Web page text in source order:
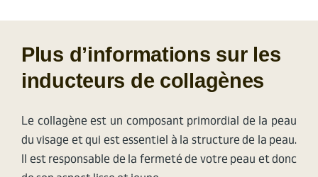
Plus d’informations sur les
inducteurs de collagènes
Le collagène est un composant primordial de la peau
du visage et qui est essentiel à la structure de la peau.
Il est responsable de la fermeté de votre peau et donc